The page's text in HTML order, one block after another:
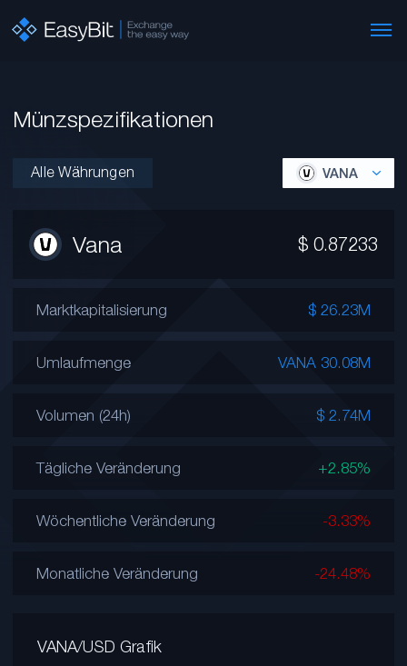
Münzspezifikationen
Alle Währungen VANA
Vana $ 0.87233
Marktkapitalisierung $ 26.23M
Umlaufmenge VANA 30.08M
Volumen (24h) $ 2.74M
Tägliche Veränderung +2.85%
Wöchentliche Veränderung -3.33%
Monatliche Veränderung -24.48%
VANA/USD Grafik